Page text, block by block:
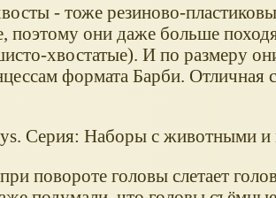
- тоже резиново-
поэтому они даже больше
хвостатые). И по размеру
формата Барби. Отличная
Серия: Наборы с животными и
повороте головы слетает